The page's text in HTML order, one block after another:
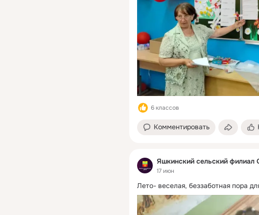
6 классов
Комментировать
Яшкинский сельский филиал
17 июн
Лето- веселая, беззаботная пора